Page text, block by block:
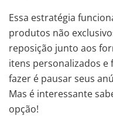
Essa estratégia
produtos não
reposição junto aos
itens personalizados e
fazer é pausar seus
Mas é interessante
opção!